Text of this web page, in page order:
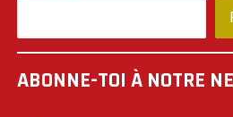
ABONNE-TOI À NOTRE